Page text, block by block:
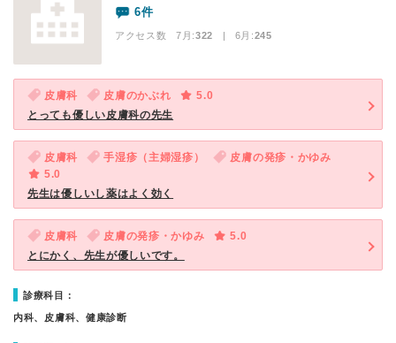
6件
アクセス数 7月:322 | 6月:245
皮膚科 皮膚のかぶれ
5.0
とっても優しい皮膚科の先生
皮膚科 手湿疹（主婦湿疹）
皮膚の発疹・かゆみ
5.0
先生は優しいし薬はよく効く
皮膚科 皮膚の発疹・かゆみ
5.0
とにかく、先生が優しいです。
診療科目：
内科、皮膚科、健康診断